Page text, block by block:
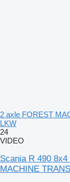
2 axle FOREST
LKW
24
VIDEO
Scania R 490
MACHINE